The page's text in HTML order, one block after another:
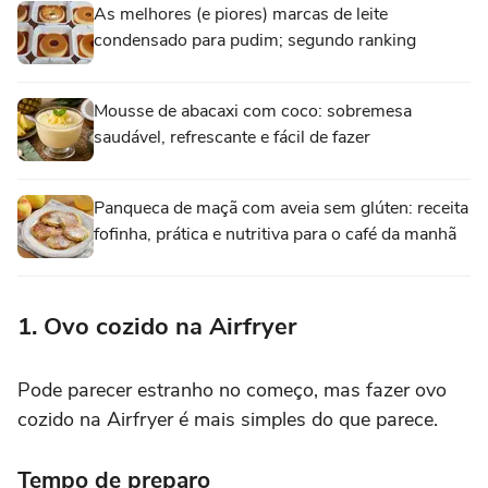
As melhores (e piores) marcas de leite
condensado para pudim; segundo ranking
Mousse de abacaxi com coco: sobremesa
saudável, refrescante e fácil de fazer
Panqueca de maçã com aveia sem glúten: receita
fofinha, prática e nutritiva para o café da manhã
1. Ovo cozido na Airfryer
Pode parecer estranho no começo, mas fazer ovo
cozido na Airfryer é mais simples do que parece.
Tempo de preparo